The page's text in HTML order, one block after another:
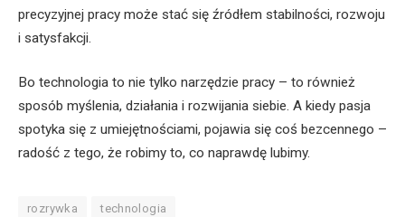
precyzyjnej pracy może stać się źródłem stabilności, rozwoju
i satysfakcji.
Bo technologia to nie tylko narzędzie pracy – to również
sposób myślenia, działania i rozwijania siebie. A kiedy pasja
spotyka się z umiejętnościami, pojawia się coś bezcennego –
radość z tego, że robimy to, co naprawdę lubimy.
rozrywka technologia